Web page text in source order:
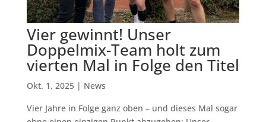
Vier gewinnt! Unser
Doppelmix-Team holt zum
vierten Mal in Folge den Titel
Okt. 1, 2025| News
Vier Jahre in Folge ganz oben – und dieses Mal sogar